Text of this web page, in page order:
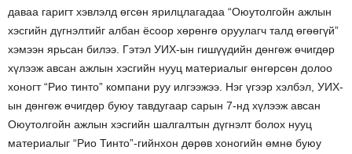
даваа гаригт хэвлэлд өгсөн ярилцлагадаа “Оюутолгойн ажлын
хэсгийн дүгнэлтийг албан ёсоор хѳрѳнгѳ оруулагч талд ѳгѳѳгүй”
хэмээн ярьсан билээ. Гэтэл УИХ-ын гишүүдийн дөнгөж өчигдөр
хүлээж авсан ажлын хэсгийн нууц материалыг өнгөрсөн долоо
хоногт “Рио тинто” компани руу илгээжээ. Нэг үгээр хэлбэл, УИХ-
ын дөнгөж өчигдөр буюу тавдугаар сарын 7-нд хүлээж авсан
Оюутолгойн ажлын хэсгийн шалгалтын дүгнэлт болох нууц
материалыг “Рио Тинто”-гийнхон дөрөв хоногийн өмнө буюу